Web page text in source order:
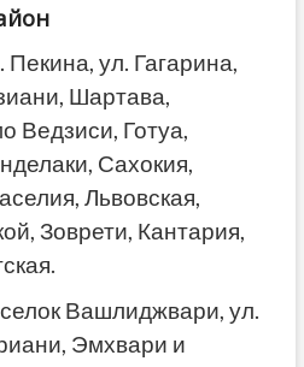
ул. Гагарина,
Шартава,
Ведзиси, Готуа,
Сахокия,
Львовская,
Зоврети, Кантария,
Вашлиджвари, ул.
Эмхвари и